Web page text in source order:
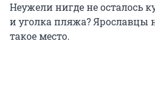
Неужели нигде не осталось
и уголка пляжа? Ярославцы
такое место.